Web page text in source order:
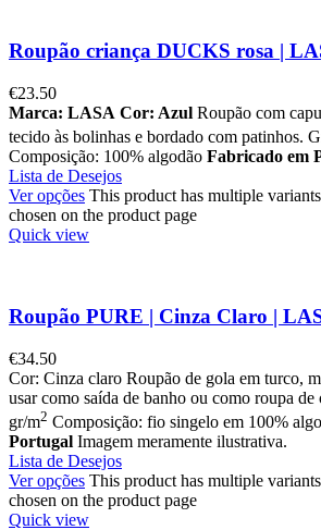
Roupão criança DUCKS rosa |
€23.50
Marca: LASA Cor: Azul Roupão com
tecido às bolinhas e bordado com patinhos.
Composição: 100% algodão Fabricado em
Lista de Desejos
Ver opções This product has multiple
chosen on the product page
Quick view
Roupão PURE | Cinza Claro |
€34.50
Cor: Cinza claro Roupão de gola em turco,
usar como saída de banho ou como roupa de
gr/m2 Composição: fio singelo em 100%
Portugal Imagem meramente ilustrativa.
Lista de Desejos
Ver opções This product has multiple
chosen on the product page
Quick view